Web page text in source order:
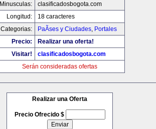
Minusculas:
clasificadosbogota.com
Longitud:
18 caracteres
Categorias:
PaÃ­ses y Ciudades, Portales
Precio:
Realizar una oferta!
Visitar!
clasificadosbogota.com
Serán consideradas ofertas
Realizar una Oferta
Precio Ofrecido $